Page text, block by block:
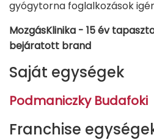
gyógytorna foglalkozások
MozgásKlinika - 15 év
bejáratott brand
Saját egységek
Podmaniczky Budafoki
Franchise